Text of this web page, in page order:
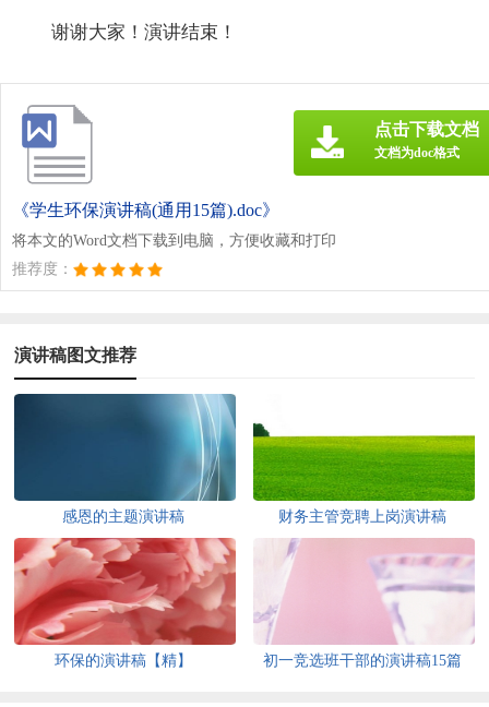
谢谢大家！演讲结束！
《学生环保演讲稿(通用15篇).doc》
将本文的Word文档下载到电脑，方便收藏和打印
推荐度：
点击下载文档
文档为doc格式
演讲稿图文推荐
感恩的主题演讲稿 财务主管竞聘上岗演讲稿
环保的演讲稿【精】 初一竞选班干部的演讲稿15篇